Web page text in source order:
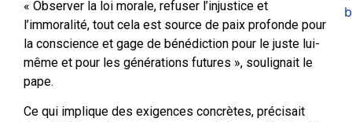
« Observer la loi morale, refuser l’injustice et
l’immoralité, tout cela est source de paix profonde pour
la conscience et gage de bénédiction pour le juste lui-
même et pour les générations futures », soulignait le
pape.
Ce qui implique des exigences concrètes, précisait